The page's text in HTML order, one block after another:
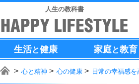
人生の教科書
生活と健康 家庭と教育
心と精神 心の健康 日常の幸福感